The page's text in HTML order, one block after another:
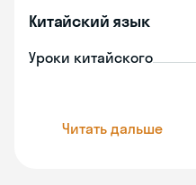
Китайский язык
Уроки китайского
Читать дальше